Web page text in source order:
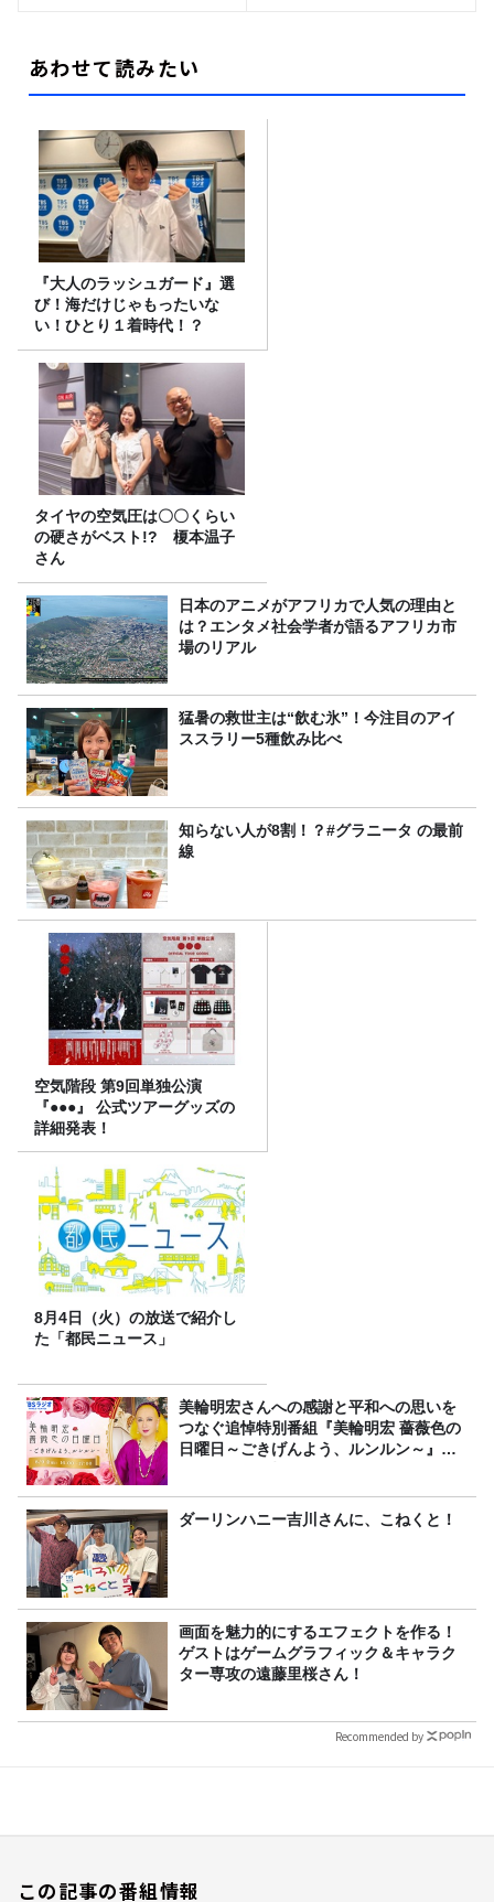
あわせて読みたい
『大人のラッシュガード』選
び！海だけじゃもったいな
い！ひとり１着時代！？
タイヤの空気圧は〇〇くらい
の硬さがベスト!? 榎本温子
さん
日本のアニメがアフリカで人気の理由と
は？エンタメ社会学者が語るアフリカ市
場のリアル
猛暑の救世主は“飲む氷”！今注目のアイ
ススラリー5種飲み比べ
知らない人が8割！？#グラニータ の最前
線
空気階段 第9回単独公演
『●●●』 公式ツアーグッズの
詳細発表！
8月4日（火）の放送で紹介し
た「都民ニュース」
美輪明宏さんへの感謝と平和への思いを
つなぐ追悼特別番組『美輪明宏 薔薇色の
日曜日～ごきげんよう、ルンルン～』
ダーリンハニー吉川さんに、こねくと！
画面を魅力的にするエフェクトを作る！
ゲストはゲームグラフィック＆キャラク
ター専攻の遠藤里桜さん！
Recommended by
この記事の番組情報